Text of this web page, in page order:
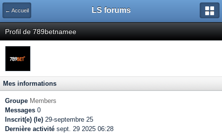
← Accueil LS forums
Profil de 789betnamee
Mes informations
Groupe Members
Messages 0
Inscrit(e) (le) 29-septembre 25
Dernière activité sept. 29 2025 06:28